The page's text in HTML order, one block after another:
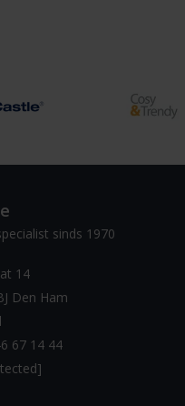
sinds 1970
14
Den Ham
67 14 44